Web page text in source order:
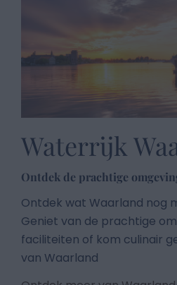
Waterrijk
Ontdek de prachtige
Ontdek wat Waarland nog
Geniet van de prachtige
faciliteiten of kom culinair
van Waarland